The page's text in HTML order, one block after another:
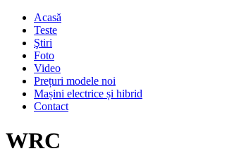
Acasă
Teste
Ştiri
Foto
Video
Prețuri modele noi
Mașini electrice și hibrid
Contact
WRC